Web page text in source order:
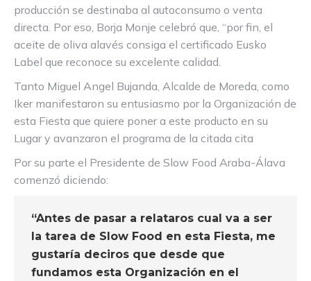
producción se destinaba al autoconsumo o venta
directa. Por eso, Borja Monje celebró que, “por fin, el
aceite de oliva alavés consiga el certificado Eusko
Label que reconoce su excelente calidad.
Tanto Miguel Angel Bujanda, Alcalde de Moreda, como
Iker manifestaron su entusiasmo por la Organización de
esta Fiesta que quiere poner a este producto en su
Lugar y avanzaron el programa de la citada cita
Por su parte el Presidente de Slow Food Araba-Álava
comenzó diciendo:
“Antes de pasar a relataros cual va a ser
la tarea de Slow Food en esta Fiesta, me
gustaría deciros que desde que
fundamos esta Organización en el